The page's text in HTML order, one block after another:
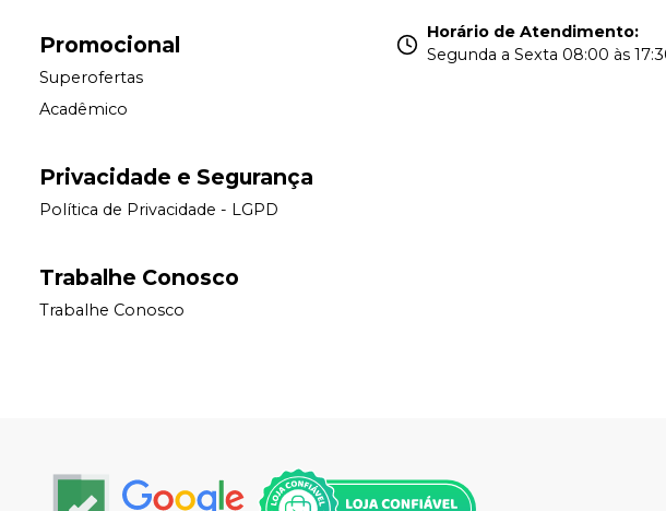
Promocional
Superofertas
Acadêmico
Privacidade e Segurança
Política de Privacidade - LGPD
Trabalhe Conosco
Trabalhe Conosco
Horário de Atendimento:
Segunda a Sexta 08:00 às